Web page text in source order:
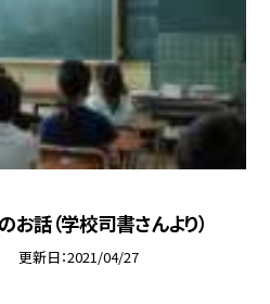
話（学校司書さんより）
更新日 2021/04/27